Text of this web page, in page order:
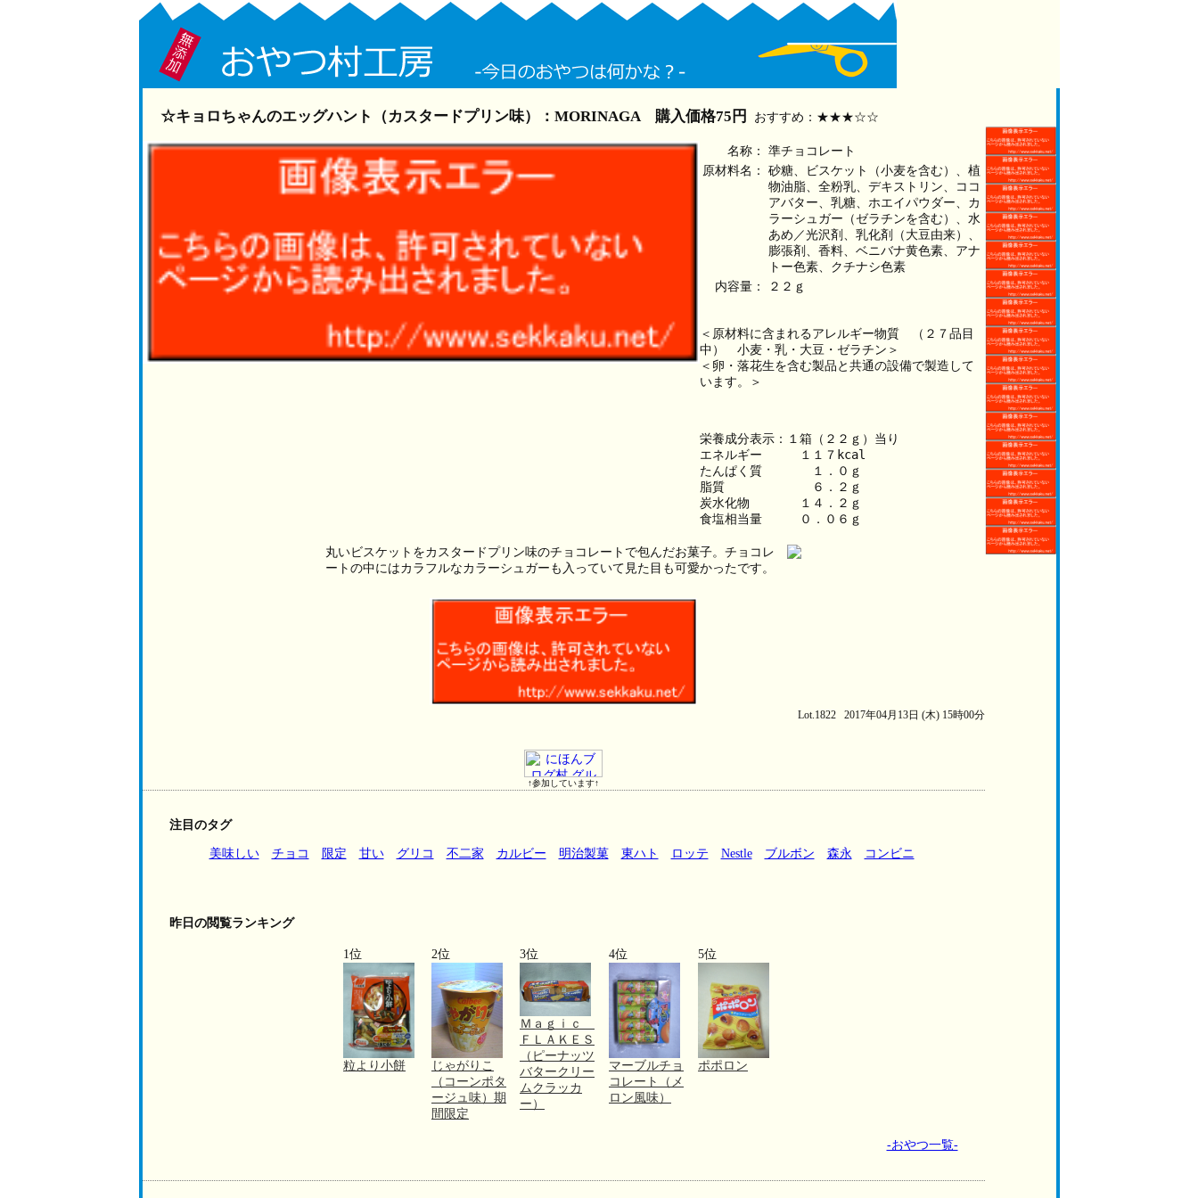
☆キョロちゃんのエッグハント（カスタードプリン味）：MORINAGA 購入価格75円 おすすめ：★★★☆☆
名称：
準チョコレート
原材料名：
砂糖、ビスケット（小麦を含む）、植
物油脂、全粉乳、デキストリン、ココ
アバター、乳糖、ホエイパウダー、カ
ラーシュガー（ゼラチンを含む）、水
あめ／光沢剤、乳化剤（大豆由来）、
膨張剤、香料、ベニバナ黄色素、アナ
トー色素、クチナシ色素
内容量：
２２ｇ
＜原材料に含まれるアレルギー物質 （２７品目
中） 小麦・乳・大豆・ゼラチン＞
＜卵・落花生を含む製品と共通の設備で製造して
います。＞
栄養成分表示：１箱（２２ｇ）当り
エネルギー　　　１１７kcal
たんぱく質　　　　１．０ｇ
脂質　　　　　　　６．２ｇ
炭水化物　　　　１４．２ｇ
食塩相当量　　　０．０６ｇ
丸いビスケットをカスタードプリン味のチョコレートで包んだお菓子。チョコレ
ートの中にはカラフルなカラーシュガーも入っていて見た目も可愛かったです。
Lot.1822 2017年04月13日 (木) 15時00分
↑参加しています↑
注目のタグ
美味しい チョコ 限定 甘い グリコ 不二家 カルビー 明治製菓 東ハト ロッテ Nestle ブルボン 森永 コンビニ
昨日の閲覧ランキング
1位
粒より小餅
2位
じゃがりこ
（コーンポタ
ージュ味）期
間限定
3位
Ｍａｇｉｃ
ＦＬＡＫＥＳ
（ピーナッツ
バタークリー
ムクラッカ
ー）
4位
マーブルチョ
コレート（メ
ロン風味）
5位
ポポロン
-おやつ一覧-